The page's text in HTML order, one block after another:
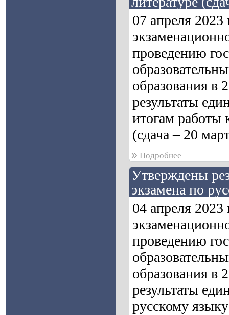
07 апреля 2023
проведению
образования в
результаты
итогам работы
(сдача – 20
»Подробнее
Утверждены
экзамена по
04 апреля 2023
проведению
образования в
результаты
русскому